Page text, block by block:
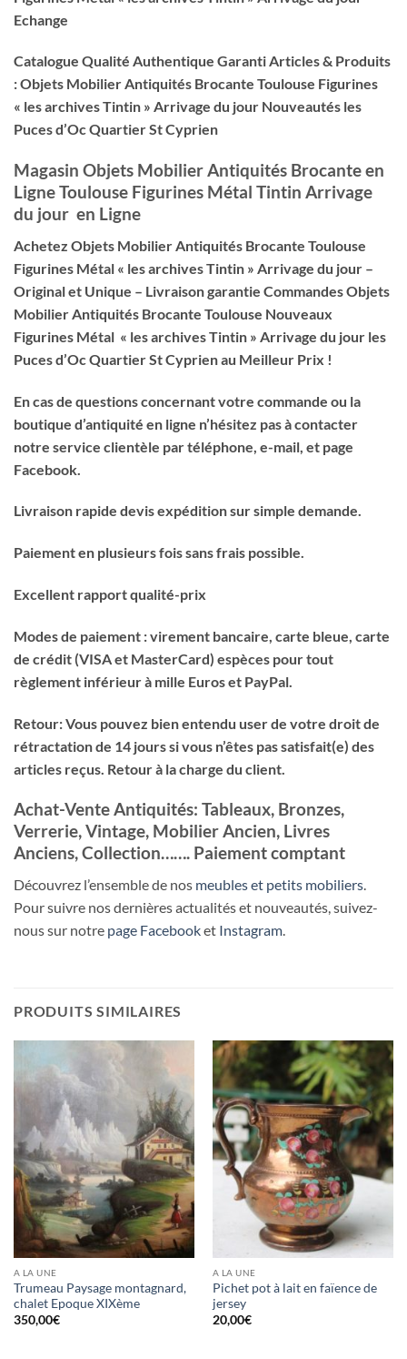
Echange
Catalogue Qualité Authentique Garanti Articles & Produits
: Objets Mobilier Antiquités Brocante Toulouse Figurines
« les archives Tintin » Arrivage du jour Nouveautés les
Puces d’Oc Quartier St Cyprien
Magasin Objets Mobilier Antiquités Brocanteen
LigneToulouse Figurines Métal Tintin Arrivage
du jour en Ligne
Achetez Objets Mobilier Antiquités Brocante Toulouse
Figurines Métal « les archives Tintin » Arrivage du jour –
Original et Unique – Livraison garantie Commandes Objets
Mobilier Antiquités Brocante Toulouse Nouveaux
Figurines Métal « les archives Tintin » Arrivage du jour les
Puces d’Oc Quartier St Cyprien au Meilleur Prix !
En cas de questions concernant votre commande ou la
boutique d’antiquité en ligne n’hésitez pas à contacter
notre service clientèle par téléphone, e-mail, et page
Facebook.
Livraison rapide devis expédition sur simple demande.
Paiement en plusieurs fois sans frais possible.
Excellent rapport qualité-prix
Modes de paiement : virement bancaire, carte bleue, carte
de crédit (VISA et MasterCard) espèces pour tout
règlement inférieur à mille Euros et PayPal.
Retour: Vous pouvez bien entendu user de votre droit de
rétractation de 14 jours si vous n’êtes pas satisfait(e) des
articles reçus. Retour à la charge du client.
Achat-Vente Antiquités: Tableaux, Bronzes,
Verrerie, Vintage, Mobilier Ancien, Livres
Anciens, Collection……. Paiement comptant
Découvrez l’ensemble de nos meubles et petits mobiliers.
Pour suivre nos dernières actualités et nouveautés, suivez-
nous sur notre page Facebooket Instagram.
PRODUITS SIMILAIRES
A LA UNE
Trumeau Paysage montagnard,
chalet Epoque XIXème
350,00€
A LA UNE
Pichet pot à lait en faïence de
jersey
20,00€